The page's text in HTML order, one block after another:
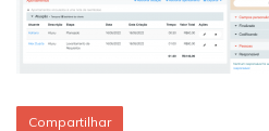
Compartilhar